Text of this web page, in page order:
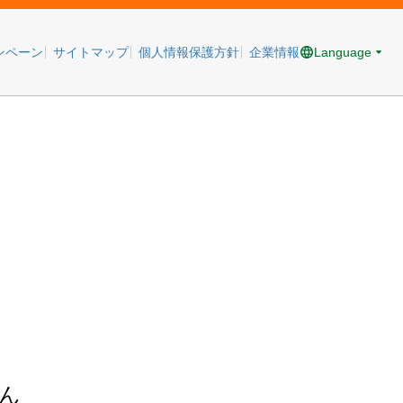
ペーン サイトマップ 個人情報保護方針 企業情報 Language